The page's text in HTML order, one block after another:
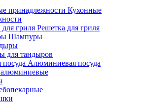
Кухонные
Решетка для гриля
Шампуры
для тандыров
Алюминиевая посуда